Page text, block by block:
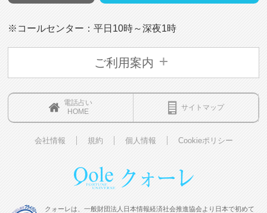
※コールセンター：平日10時～深夜1時
ご利用案内
電話占い
HOME
サイトマップ
会社情報 規約 個人情報 Cookieポリシー
クォーレは、一般財団法人日本情報経済社会推進協会より日本で初めて